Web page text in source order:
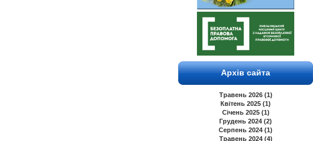
Архів сайта
Травень 2026 (1)
Квітень 2025 (1)
Січень 2025 (1)
Грудень 2024 (2)
Серпень 2024 (1)
Травень 2024 (4)